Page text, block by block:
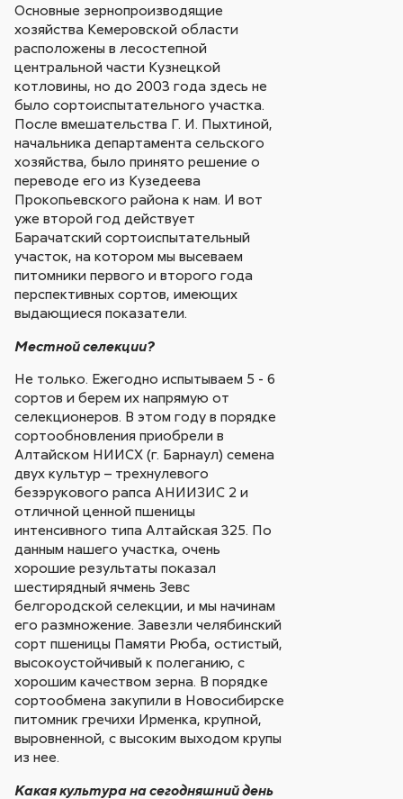
Основные зернопроизводящие
хозяйства Кемеровской области
расположены в лесостепной
центральной части Кузнецкой
котловины, но до 2003 года здесь не
было сортоиспытательного участка.
После вмешательства Г. И. Пыхтиной,
начальника департамента сельского
хозяйства, было принято решение о
переводе его из Кузедеева
Прокопьевского района к нам. И вот
уже второй год действует
Барачатский сортоиспытательный
участок, на котором мы высеваем
питомники первого и второго года
перспективных сортов, имеющих
выдающиеся показатели.
Местной селекции?
Не только. Ежегодно испытываем 5 - 6
сортов и берем их напрямую от
селекционеров. В этом году в порядке
сортообновления приобрели в
Алтайском НИИСХ (г. Барнаул) семена
двух культур – трехнулевого
безэрукового рапса АНИИЗИС 2 и
отличной ценной пшеницы
интенсивного типа Алтайская 325. По
данным нашего участка, очень
хорошие результаты показал
шестирядный ячмень Зевс
белгородской селекции, и мы начинам
его размножение. Завезли челябинский
сорт пшеницы Памяти Рюба, остистый,
высокоустойчивый к полеганию, с
хорошим качеством зерна. В порядке
сортообмена закупили в Новосибирске
питомник гречихи Ирменка, крупной,
выровненной, с высоким выходом крупы
из нее.
Какая культура на сегодняшний день